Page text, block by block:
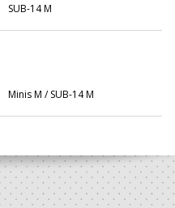
SUB-14 M
Minis M / SUB-14 M